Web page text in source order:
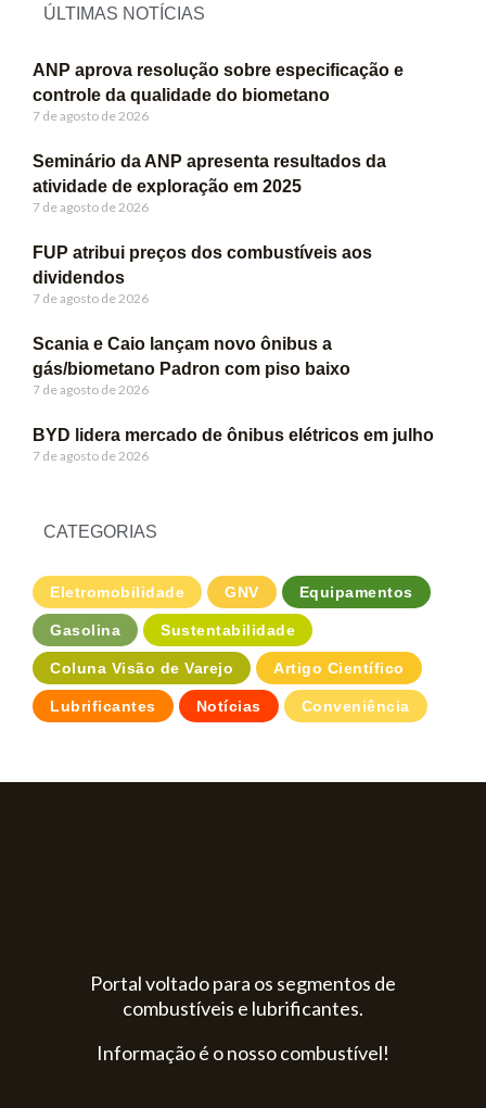
ÚLTIMAS NOTÍCIAS
ANP aprova resolução sobre especificação e
controle da qualidade do biometano
7 de agosto de 2026
Seminário da ANP apresenta resultados da
atividade de exploração em 2025
7 de agosto de 2026
FUP atribui preços dos combustíveis aos
dividendos
7 de agosto de 2026
Scania e Caio lançam novo ônibus a
gás/biometano Padron com piso baixo
7 de agosto de 2026
BYD lidera mercado de ônibus elétricos em julho
7 de agosto de 2026
CATEGORIAS
Eletromobilidade GNV Equipamentos
Gasolina Sustentabilidade
Coluna Visão de Varejo Artigo Científico
Lubrificantes Notícias Conveniência
Portal voltado para os segmentos de
combustíveis e lubrificantes.
Informação é o nosso combustível!